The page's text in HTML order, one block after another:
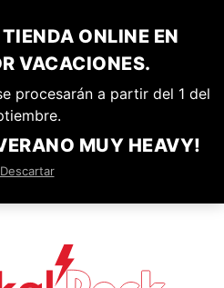
ONLINE EN
VACACIONES.
procesarán a partir del 1 del
MUY HEAVY!
Descartar